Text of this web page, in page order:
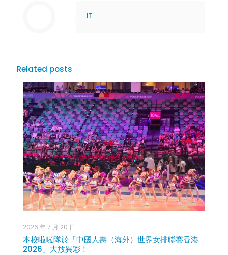
IT
Related posts
2026 年 7 月 20 日
本校啦啦隊於「中國人壽（海外）世界女排聯賽香港
2026」大放異彩！